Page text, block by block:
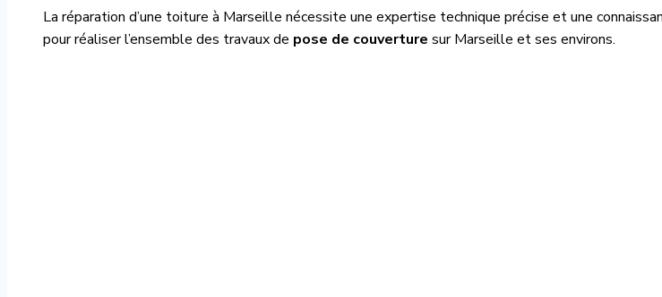
La réparation d’une toiture à Marseille nécessite une expertise technique précise et une
pour réaliser l’ensemble des travaux de pose de couverture sur Marseille et ses environs.